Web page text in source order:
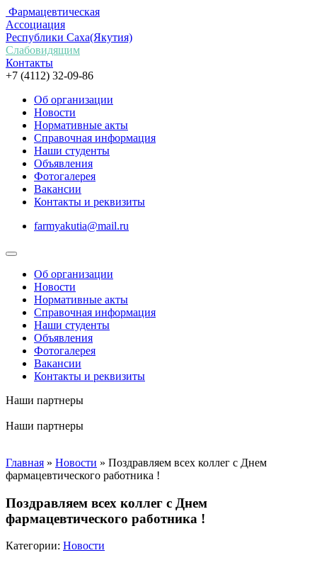
Фармацевтическая
Ассоциация
Республики Саха(Якутия)
Слабовидящим
Контакты
+7 (4112) 32-09-86
Об организации
Новости
Нормативные акты
Справочная информация
Наши студенты
Объявления
Фотогалерея
Вакансии
Контакты и реквизиты
farmyakutia@mail.ru
Об организации
Новости
Нормативные акты
Справочная информация
Наши студенты
Объявления
Фотогалерея
Вакансии
Контакты и реквизиты
Наши партнеры
Наши партнеры
Главная » Новости » Поздравляем всех коллег с Днем
фармацевтического работника !
Поздравляем всех коллег с Днем
фармацевтического работника !
Категории: Новости